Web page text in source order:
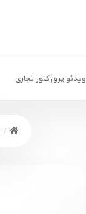
ویدئو پروژکتور تجاری